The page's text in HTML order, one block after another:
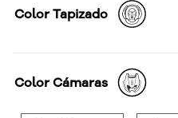
Color Tapizado
Color Cámaras